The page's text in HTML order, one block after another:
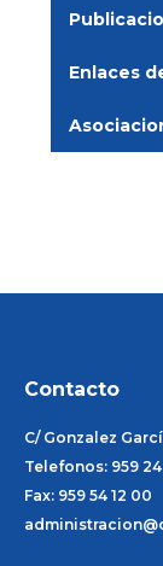
Enlaces
Contacto
C/ Gonzalez
Telefonos: 959 24
Fax: 959 54 12 00